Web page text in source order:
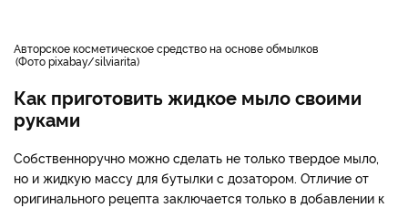
авторское косметическое средство на основе обмылков
Фото pixabay/silviarita
Как приготовить жидкое мыло своими
руками
Собственноручно можно сделать не только твердое мыло,
но и жидкую массу для бутылки с дозатором. Отличие от
оригинального рецепта заключается только в добавлении к